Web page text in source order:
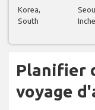
Korea,
South
Planifier
voyage